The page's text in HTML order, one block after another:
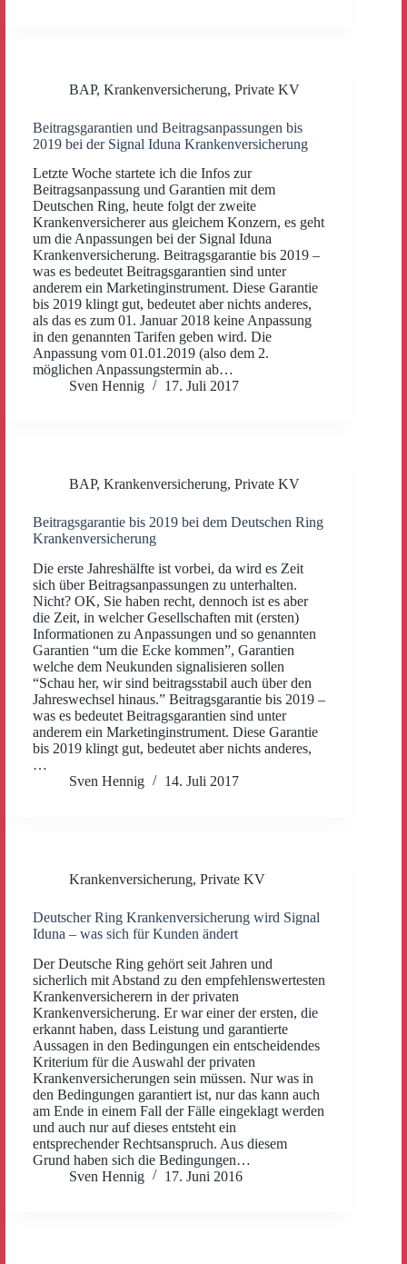
BAP, Krankenversicherung, Private KV
Beitragsgarantien und Beitragsanpassungen bis
2019 bei der Signal Iduna Krankenversicherung
Letzte Woche startete ich die Infos zur
Beitragsanpassung und Garantien mit dem
Deutschen Ring, heute folgt der zweite
Krankenversicherer aus gleichem Konzern, es geht
um die Anpassungen bei der Signal Iduna
Krankenversicherung. Beitragsgarantie bis 2019 –
was es bedeutet Beitragsgarantien sind unter
anderem ein Marketinginstrument. Diese Garantie
bis 2019 klingt gut, bedeutet aber nichts anderes,
als das es zum 01. Januar 2018 keine Anpassung
in den genannten Tarifen geben wird. Die
Anpassung vom 01.01.2019 (also dem 2.
möglichen Anpassungstermin ab…
Sven Hennig
17. Juli 2017
BAP, Krankenversicherung, Private KV
Beitragsgarantie bis 2019 bei dem Deutschen Ring
Krankenversicherung
Die erste Jahreshälfte ist vorbei, da wird es Zeit
sich über Beitragsanpassungen zu unterhalten.
Nicht? OK, Sie haben recht, dennoch ist es aber
die Zeit, in welcher Gesellschaften mit (ersten)
Informationen zu Anpassungen und so genannten
Garantien “um die Ecke kommen”, Garantien
welche dem Neukunden signalisieren sollen
“Schau her, wir sind beitragsstabil auch über den
Jahreswechsel hinaus.” Beitragsgarantie bis 2019 –
was es bedeutet Beitragsgarantien sind unter
anderem ein Marketinginstrument. Diese Garantie
bis 2019 klingt gut, bedeutet aber nichts anderes,
…
Sven Hennig
14. Juli 2017
Krankenversicherung, Private KV
Deutscher Ring Krankenversicherung wird Signal
Iduna – was sich für Kunden ändert
Der Deutsche Ring gehört seit Jahren und
sicherlich mit Abstand zu den empfehlenswertesten
Krankenversicherern in der privaten
Krankenversicherung. Er war einer der ersten, die
erkannt haben, dass Leistung und garantierte
Aussagen in den Bedingungen ein entscheidendes
Kriterium für die Auswahl der privaten
Krankenversicherungen sein müssen. Nur was in
den Bedingungen garantiert ist, nur das kann auch
am Ende in einem Fall der Fälle eingeklagt werden
und auch nur auf dieses entsteht ein
entsprechender Rechtsanspruch. Aus diesem
Grund haben sich die Bedingungen…
Sven Hennig
17. Juni 2016